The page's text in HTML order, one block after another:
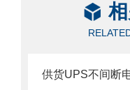
供货UPS不间断